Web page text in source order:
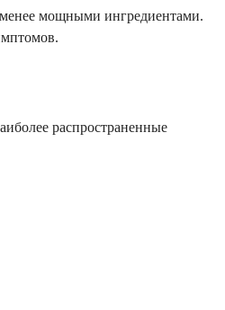
менее мощными ингредиентами.
распространенные